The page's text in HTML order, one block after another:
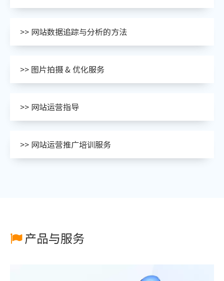
>> 网站数据追踪与分析的方法
>> 图片拍摄 & 优化服务
>> 网站运营指导
>> 网站运营推广培训服务
产品与服务